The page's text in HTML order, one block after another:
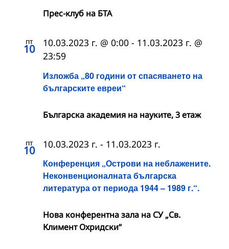
Прес-клуб на БТА
пт
10
Изложба „80 години от спасяването на
българските евреи“
10.03.2023 г. @ 0:00 - 11.03.2023 г. @
23:59
Българска академия на науките, 3 етаж
пт
10
Конференция „Острови на неблажените.
Неконвенционалната българска
литература от периода 1944 – 1989 г.“.
10.03.2023 г. - 11.03.2023 г.
Нова конферентна зала на СУ „Св.
Климент Охридски“